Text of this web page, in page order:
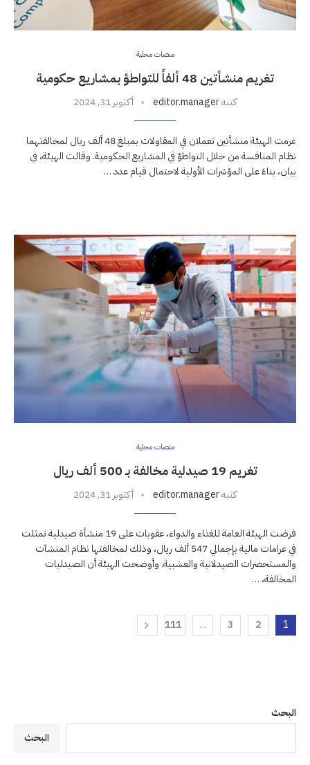
منصات محلية
تغريم منشأتين 48 ألفاً للتواطؤ بمشاريع حكومية
كتبهeditor.manager أكتوبر 31, 2024
غرمت الهيئة منشأتين تعملان في المقاولات بمبلغ 48 ألف ريال لمخالفتهما
نظام المنافسة من خلال التواطؤ في المشاريع الحكومية. وقالت الهيئة، في
بيان، بناءً على المؤشرات الأولية لاحتمال قيام عدد …
منصات محلية
تغريم 19 صيدلية مخالفة بـ 500 ألف ريال
كتبهeditor.manager أكتوبر 31, 2024
فرضت الهيئة العامة للغذاء والدواء، عقوبات على 19 منشأة صيدلية تمثلت
في غرامات مالية بإجمالي 547 ألف ريال، وذلك لمخالفتها نظام المنشآت
والمستحضرات الصيدلانية والعشبية. وأوضحت الهيئة أن الصيدليات
المخالفة، …
1
2
3
…
111
البحث
البحث